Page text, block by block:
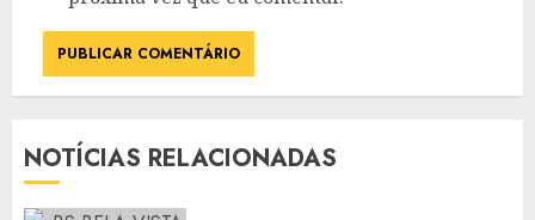
NOTÍCIAS RELACIONADAS